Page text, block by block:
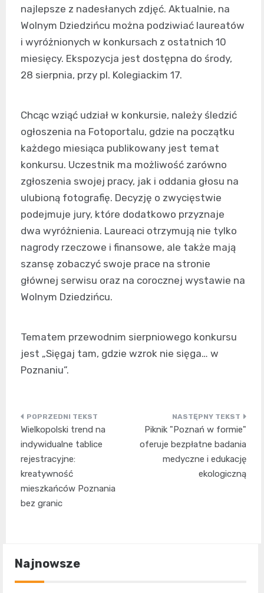
najlepsze z nadesłanych zdjęć. Aktualnie, na
Wolnym Dziedzińcu można podziwiać laureatów
i wyróżnionych w konkursach z ostatnich 10
miesięcy. Ekspozycja jest dostępna do środy,
28 sierpnia, przy pl. Kolegiackim 17.
Chcąc wziąć udział w konkursie, należy śledzić
ogłoszenia na Fotoportalu, gdzie na początku
każdego miesiąca publikowany jest temat
konkursu. Uczestnik ma możliwość zarówno
zgłoszenia swojej pracy, jak i oddania głosu na
ulubioną fotografię. Decyzję o zwycięstwie
podejmuje jury, które dodatkowo przyznaje
dwa wyróżnienia. Laureaci otrzymują nie tylko
nagrody rzeczowe i finansowe, ale także mają
szansę zobaczyć swoje prace na stronie
głównej serwisu oraz na corocznej wystawie na
Wolnym Dziedzińcu.
Tematem przewodnim sierpniowego konkursu
jest „Sięgaj tam, gdzie wzrok nie sięga… w
Poznaniu”.
Nawigacja
wpisu
Wielkopolski trend na
indywidualne tablice
rejestracyjne:
kreatywność
mieszkańców Poznania
bez granic
Piknik "Poznań w formie"
oferuje bezpłatne badania
medyczne i edukację
ekologiczną
Najnowsze